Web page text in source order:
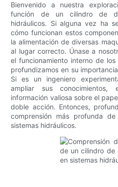
Bienvenido a nuestra
función de un cilindro de
hidráulicos. Si alguna vez ha
cómo funcionan estos
la alimentación de diversas
al lugar correcto. Únase a
el funcionamiento interno de
profundizamos en su
Si es un ingeniero
ampliar sus
información valiosa sobre el
doble acción. Entonces,
comprensión más profunda
sistemas hidráulicos.